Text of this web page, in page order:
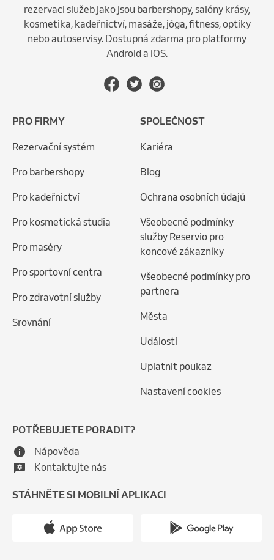
rezervaci služeb jako jsou barbershopy, salóny krásy,
kosmetika, kadeřnictví, masáže, jóga, fitness, optiky
nebo autoservisy. Dostupná zdarma pro platformy
Android a iOS.
PRO FIRMY
Rezervační systém
Pro barbershopy
Pro kadeřnictví
Pro kosmetická studia
Pro maséry
Pro sportovní centra
Pro zdravotní služby
Srovnání
SPOLEČNOST
Kariéra
Blog
Ochrana osobních údajů
Všeobecné podmínky
služby Reservio pro
koncové zákazníky
Všeobecné podmínky pro
partnera
Města
Události
Uplatnit poukaz
Nastavení cookies
POTŘEBUJETE PORADIT?
Nápověda
Kontaktujte nás
STÁHNĚTE SI MOBILNÍ APLIKACI